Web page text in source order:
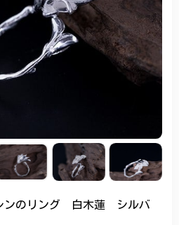
ンのリング 白木蓮 シルバ